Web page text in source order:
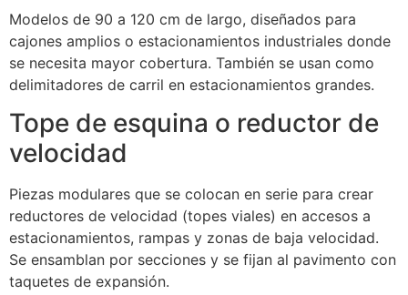
Modelos de 90 a 120 cm de largo, diseñados para
cajones amplios o estacionamientos industriales donde
se necesita mayor cobertura. También se usan como
delimitadores de carril en estacionamientos grandes.
Tope de esquina o reductor de
velocidad
Piezas modulares que se colocan en serie para crear
reductores de velocidad (topes viales) en accesos a
estacionamientos, rampas y zonas de baja velocidad.
Se ensamblan por secciones y se fijan al pavimento con
taquetes de expansión.